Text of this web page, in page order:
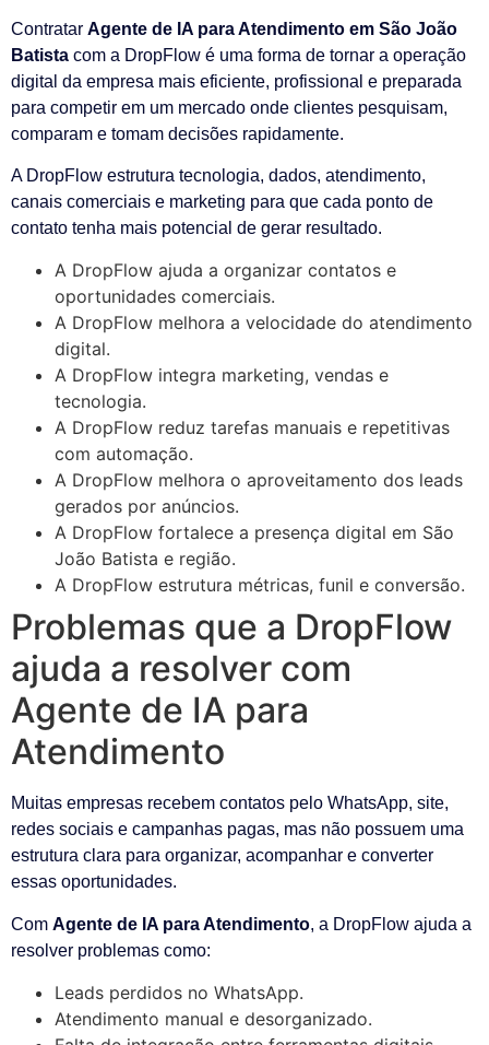
Contratar Agente de IA para Atendimento em São João
Batista com a DropFlow é uma forma de tornar a operação
digital da empresa mais eficiente, profissional e preparada
para competir em um mercado onde clientes pesquisam,
comparam e tomam decisões rapidamente.
A DropFlow estrutura tecnologia, dados, atendimento,
canais comerciais e marketing para que cada ponto de
contato tenha mais potencial de gerar resultado.
A DropFlow ajuda a organizar contatos e
oportunidades comerciais.
A DropFlow melhora a velocidade do atendimento
digital.
A DropFlow integra marketing, vendas e
tecnologia.
A DropFlow reduz tarefas manuais e repetitivas
com automação.
A DropFlow melhora o aproveitamento dos leads
gerados por anúncios.
A DropFlow fortalece a presença digital em São
João Batista e região.
A DropFlow estrutura métricas, funil e conversão.
Problemas que a DropFlow
ajuda a resolver com
Agente de IA para
Atendimento
Muitas empresas recebem contatos pelo WhatsApp, site,
redes sociais e campanhas pagas, mas não possuem uma
estrutura clara para organizar, acompanhar e converter
essas oportunidades.
Com Agente de IA para Atendimento, a DropFlow ajuda a
resolver problemas como:
Leads perdidos no WhatsApp.
Atendimento manual e desorganizado.